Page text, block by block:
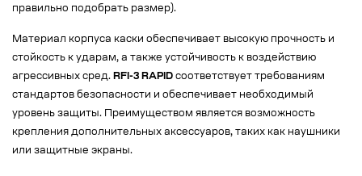
правильно подобрать размер).
Материал корпуса каски обеспечивает высокую прочность и
стойкость к ударам, а также устойчивость к воздействию
агрессивных сред. RFI-3 RAPID соответствует требованиям
стандартов безопасности и обеспечивает необходимый
уровень защиты. Преимуществом является возможность
крепления дополнительных аксессуаров, таких как наушники
или защитные экраны.